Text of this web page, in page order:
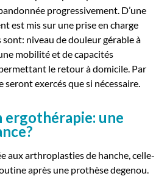
progressivement. D’une
est mis sur une prise en charge
niveau de douleur gérable à
mobilité et de capacités
le retour à domicile. Par
seront exercés que si nécessaire.
ergothérapie: une
aux arthroplasties de hanche, celle-
après une prothèse degenou.